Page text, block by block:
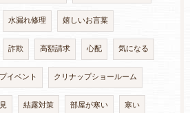
水漏れ修理 嬉しいお言葉
詐欺 高額請求 心配 気になる
イベント クリナップショールーム
結露対策 部屋が寒い 寒い